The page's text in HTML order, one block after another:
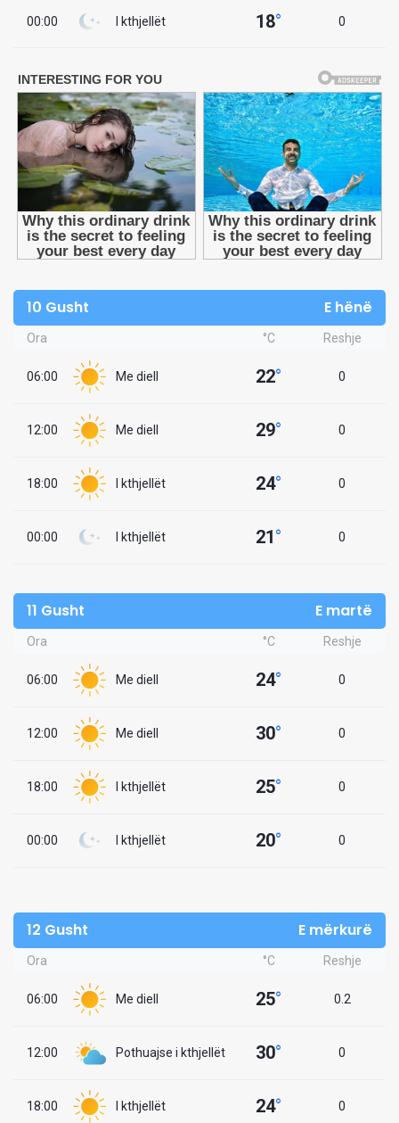
00:00 I kthjellët 18° 0
10 Gusht E hënë
Ora °C Reshje
06:00 Me diell 22° 0
12:00 Me diell 29° 0
18:00 I kthjellët 24° 0
00:00 I kthjellët 21° 0
11 Gusht E martë
Ora °C Reshje
06:00 Me diell 24° 0
12:00 Me diell 30° 0
18:00 I kthjellët 25° 0
00:00 I kthjellët 20° 0
12 Gusht E mërkurë
Ora °C Reshje
06:00 Me diell 25° 0.2
12:00 Pothuajse i kthjellët 30° 0
18:00 I kthjellët 24° 0